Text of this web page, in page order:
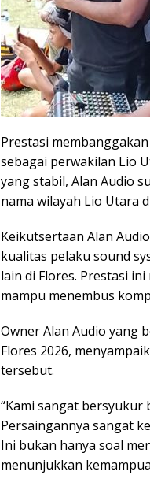
Prestasi
sebagai perwakilan Lio
yang stabil, Alan Audio
nama wilayah Lio Utara
Keikutsertaan Alan
kualitas pelaku sound
lain di Flores. Prestasi
mampu menembus
Owner Alan Audio yang
Flores 2026,
tersebut.
“Kami sangat bersyukur
Persaingannya sangat
Ini bukan hanya soal
menunjukkan